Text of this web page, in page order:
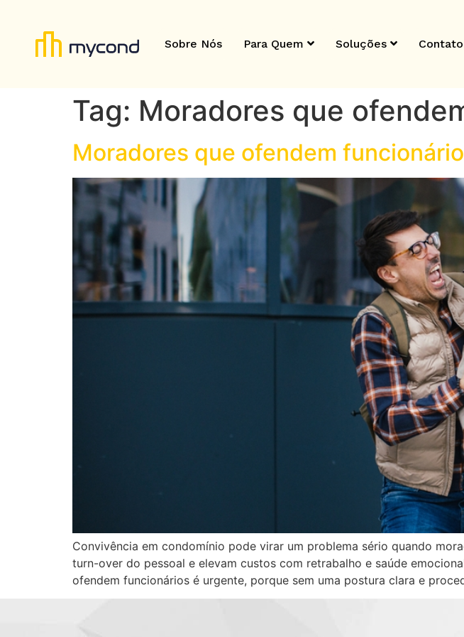
Sobre Nós Para Quem Soluções Contato
Tag: Moradores que
Moradores que ofendem
Convivência em condomínio pode virar um problema sério quando
turn-over do pessoal e elevam custos com retrabalho e saúde
ofendem funcionários é urgente, porque sem uma postura clara e